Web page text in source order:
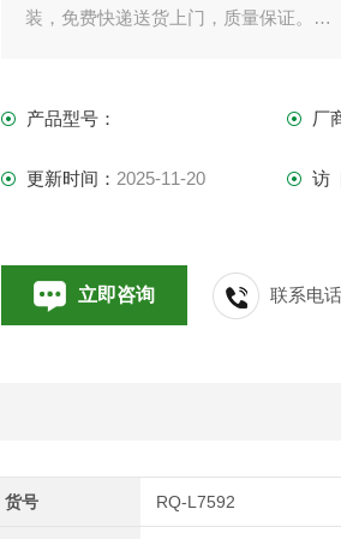
装，免费快递送货上门，质量保证。
产品型号：
厂
更新时间： 2025-11-20 访
立即咨询 联系电
货号 RQ-L7592